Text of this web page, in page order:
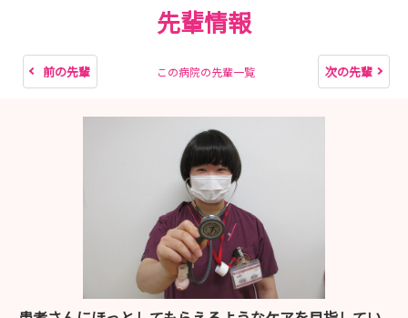
先輩情報
前の先輩 この病院の先輩一覧 次の先輩